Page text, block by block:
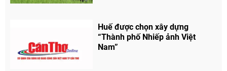
Huế được chọn xây dựng
“Thành phố Nhiếp ảnh Việt
Nam”